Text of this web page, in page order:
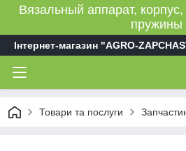
Вязальный аппарат,
пружины
Інтернет-магазин "AGRO-
Товари та послуги